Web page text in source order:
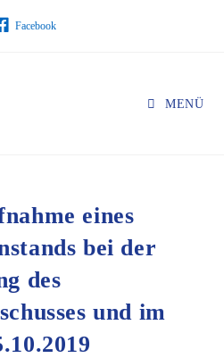
Facebook
MENÜ
eines
bei der
des
und im